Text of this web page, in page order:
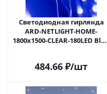
Светодиодная гирлянда
ARD-NETLIGHT-HOME-
1800x1500-CLEAR-180LED Blue
484.66 ₽/шт